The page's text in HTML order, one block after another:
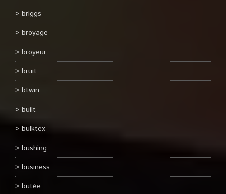
briggs
broyage
broyeur
bruit
btwin
built
bulktex
bushing
business
butée